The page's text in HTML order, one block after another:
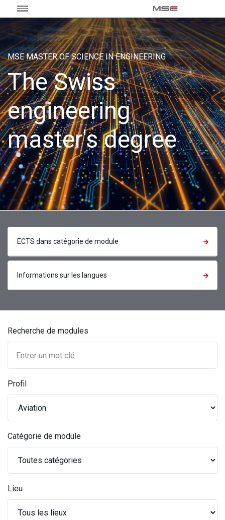
MSE MASTER OF SCIENCE IN ENGINEERING
The Swiss
engineering
master's degree
ECTS dans catégorie de module
Informations sur les langues
Recherche de modules
Profil
Catégorie de module
Lieu